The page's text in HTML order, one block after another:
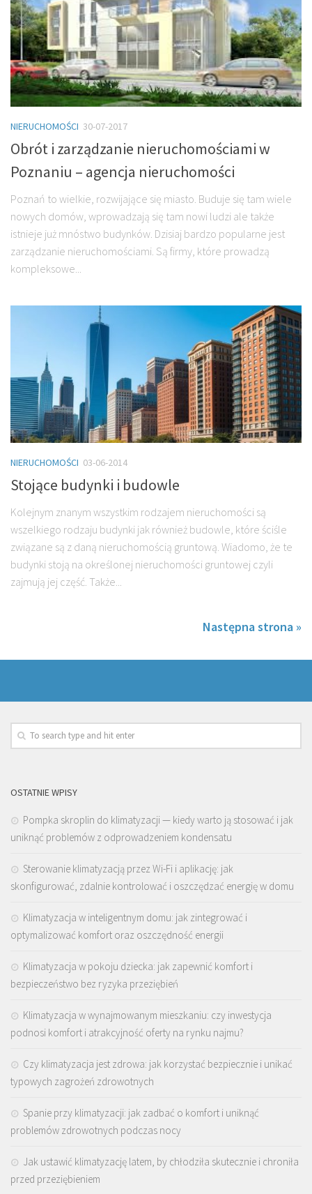
NIERUCHOMOŚCI 30-07-2017
Obrót i zarządzanie nieruchomościami w
Poznaniu – agencja nieruchomości
Poznań to wielkie, rozwijające się miasto. Buduje się tam wiele
nowych domów, wprowadzają się tam nowi ludzi ale także
istnieje już mnóstwo budynków. Dzisiaj bardzo popularne jest
zarządzanie nieruchomościami. Są firmy, które prowadzą
kompleksowe...
NIERUCHOMOŚCI 03-06-2014
Stojące budynki i budowle
Kolejnym znanym wszystkim rodzajem nieruchomości są
wszelkiego rodzaju budynki jak również budowle, które ściśle
związane są z daną nieruchomością gruntową. Wiadomo, że te
budynki stoją na określonej nieruchomości gruntowej czyli
zajmują jej część. Także...
Następna strona »
OSTATNIE WPISY
Pompka skroplin do klimatyzacji — kiedy warto ją stosować i jak
uniknąć problemów z odprowadzeniem kondensatu
Sterowanie klimatyzacją przez Wi-Fi i aplikację: jak
skonfigurować, zdalnie kontrolować i oszczędzać energię w domu
Klimatyzacja w inteligentnym domu: jak zintegrować i
optymalizować komfort oraz oszczędność energii
Klimatyzacja w pokoju dziecka: jak zapewnić komfort i
bezpieczeństwo bez ryzyka przeziębień
Klimatyzacja w wynajmowanym mieszkaniu: czy inwestycja
podnosi komfort i atrakcyjność oferty na rynku najmu?
Czy klimatyzacja jest zdrowa: jak korzystać bezpiecznie i unikać
typowych zagrożeń zdrowotnych
Spanie przy klimatyzacji: jak zadbać o komfort i uniknąć
problemów zdrowotnych podczas nocy
Jak ustawić klimatyzację latem, by chłodziła skutecznie i chroniła
przed przeziębieniem